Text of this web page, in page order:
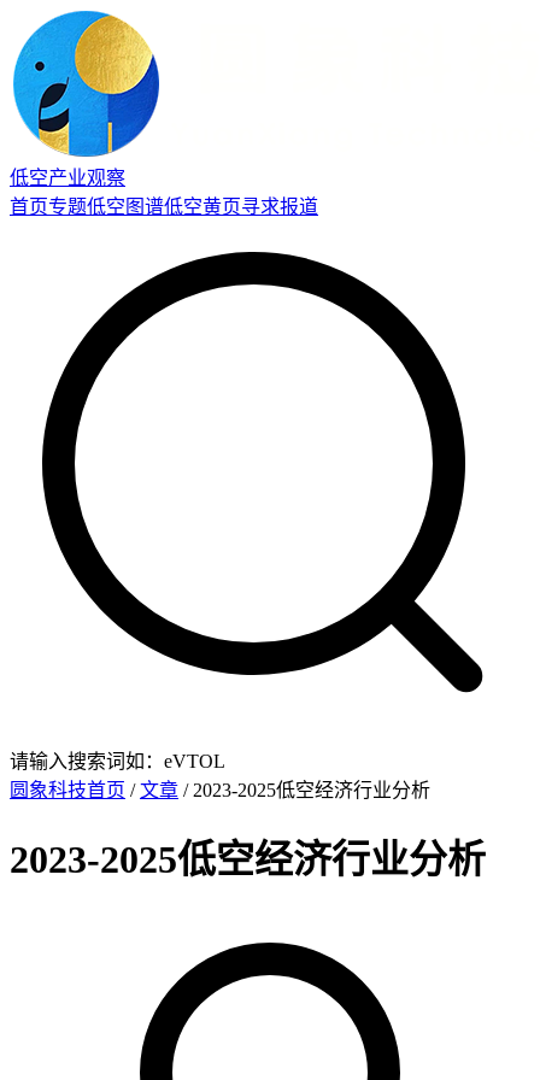
低空产业观察
首页专题低空图谱低空黄页寻求报道
请输入搜索词如：eVTOL
圆象科技首页 /文章 / 2023-2025低空经济行业分析
2023-2025低空经济行业分析